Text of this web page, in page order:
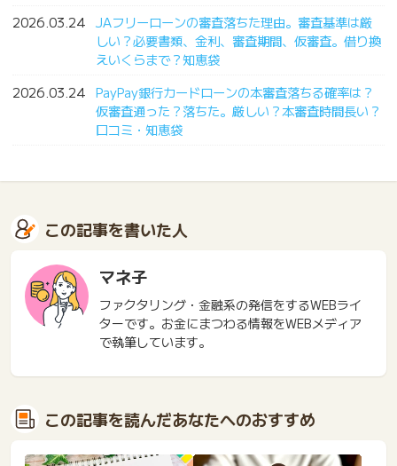
2026.03.24 JAフリーローンの審査落ちた理由。審査基準は厳
しい？必要書類、金利、審査期間、仮審査。借り換
えいくらまで？知恵袋
2026.03.24 PayPay銀行カードローンの本審査落ちる確率は？
仮審査通った？落ちた。厳しい？本審査時間長い？
口コミ・知恵袋
この記事を書いた人
マネ子
ファクタリング・金融系の発信をするWEBライ
ターです。お金にまつわる情報をWEBメディア
で執筆しています。
この記事を読んだあなたへのおすすめ